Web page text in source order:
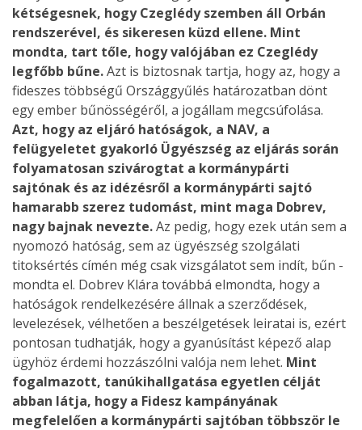
kétségesnek, hogy Czeglédy szemben áll Orbán
rendszerével, és sikeresen küzd ellene. Mint
mondta, tart tőle, hogy valójában ez Czeglédy
legfőbb bűne.Azt is biztosnak tartja, hogy az, hogy a
fideszes többségű Országgyűlés határozatban dönt
egy ember bűnösségéről, a jogállam megcsúfolása.
Azt, hogy az eljáró hatóságok, a NAV, a
felügyeletet gyakorló Ügyészség az eljárás során
folyamatosan szivárogtat a kormánypárti
sajtónak és az idézésről a kormánypárti sajtó
hamarabb szerez tudomást, mint maga Dobrev,
nagy bajnak nevezte.Az pedig, hogy ezek után sem a
nyomozó hatóság, sem az ügyészség szolgálati
titoksértés címén még csak vizsgálatot sem indít, bűn -
mondta el. Dobrev Klára továbbá elmondta, hogy a
hatóságok rendelkezésére állnak a szerződések,
levelezések, vélhetően a beszélgetések leiratai is, ezért
pontosan tudhatják, hogy a gyanúsítást képező alap
ügyhöz érdemi hozzászólni valója nem lehet. Mint
fogalmazott, tanúkihallgatása egyetlen célját
abban látja, hogy a Fidesz kampányának
megfelelően a kormánypárti sajtóban többször le